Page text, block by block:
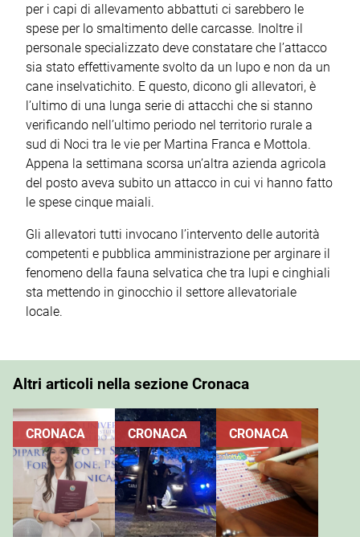
per i capi di allevamento abbattuti ci sarebbero le
spese per lo smaltimento delle carcasse. Inoltre il
personale specializzato deve constatare che l’attacco
sia stato effettivamente svolto da un lupo e non da un
cane inselvatichito. E questo, dicono gli allevatori, è
l’ultimo di una lunga serie di attacchi che si stanno
verificando nell’ultimo periodo nel territorio rurale a
sud di Noci tra le vie per Martina Franca e Mottola.
Appena la settimana scorsa un’altra azienda agricola
del posto aveva subito un attacco in cui vi hanno fatto
le spese cinque maiali.
Gli allevatori tutti invocano l’intervento delle autorità
competenti e pubblica amministrazione per arginare il
fenomeno della fauna selvatica che tra lupi e cinghiali
sta mettendo in ginocchio il settore allevatoriale
locale.
Altri articoli nella sezione Cronaca
CRONACA CRONACA CRONACA